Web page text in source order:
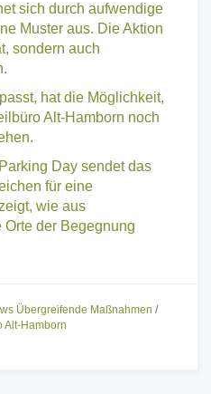
sich durch aufwendige
Muster aus. Die Aktion
sondern auch
hat die Möglichkeit,
Alt-Hamborn noch
Day sendet das
für eine
wie aus
der Begegnung
Übergreifende Maßnahmen /
Alt-Hamborn